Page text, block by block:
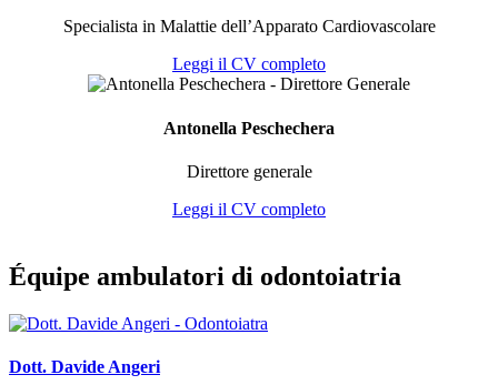
Specialista in Malattie dell’Apparato Cardiovascolare
Leggi il CV completo
Antonella Peschechera
Direttore generale
Leggi il CV completo
Équipe ambulatori di odontoiatria
Dott. Davide Angeri